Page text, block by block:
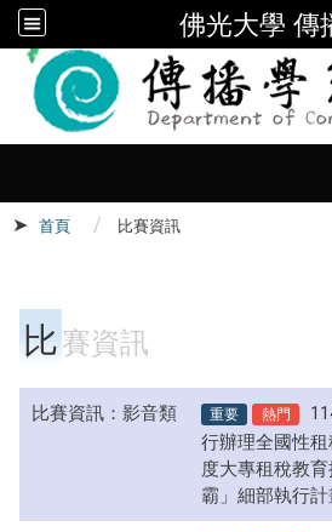
佛光大學 傳
首頁 比賽資訊
比賽資訊
比賽資訊：影音類 重要 熱門
行辦理全國性
度大專租稅教
霸」細部執行